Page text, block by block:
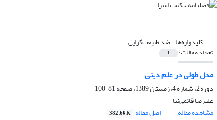
کلیدواژه‌ها =ضد طبیعت‌گرایی
تعداد مقالات: 1
مدل طولی در علم دینی
دوره 2، شماره 4، زمستان 1389، صفحه
81-100
علیرضا قائمی‌نیا
مشاهده مقاله
اصل مقاله 382.66 K